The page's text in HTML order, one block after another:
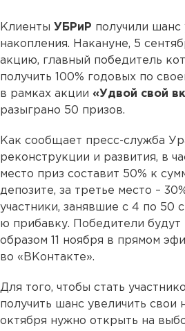
Клиенты УБРиР получили шанс
накопления. Накануне, 5
акцию, главный победитель
получить 100% годовых по
в рамках акции «Удвой свой
разыграно 50 призов.
Как сообщает пресс-служба
реконструкции и развития, в
место приз составит 50% к
депозите, за третье место –
участники, занявшие с 4 по 50
ю прибавку. Победители будут
образом 11 ноября в прямом
во «ВКонтакте».
Для того, чтобы стать
получить шанс увеличить свои
октября нужно открыть на